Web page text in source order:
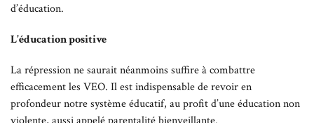
d’éducation.
L’éducation positive
La répression ne saurait néanmoins suffire à combattre
efficacement les VEO. Il est indispensable de revoir en
profondeur notre système éducatif, au profit d’une éducation non